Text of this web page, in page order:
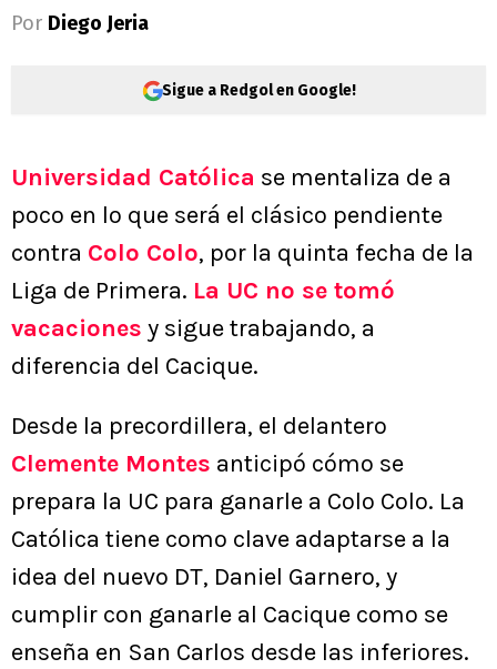
Por Diego Jeria
Sigue a Redgol en Google!
Universidad Católica se mentaliza de a
poco en lo que será el clásico pendiente
contra Colo Colo, por la quinta fecha de la
Liga de Primera. La UC no se tomó
vacaciones y sigue trabajando, a
diferencia del Cacique.
Desde la precordillera, el delantero
Clemente Montes anticipó cómo se
prepara la UC para ganarle a Colo Colo. La
Católica tiene como clave adaptarse a la
idea del nuevo DT, Daniel Garnero, y
cumplir con ganarle al Cacique como se
enseña en San Carlos desde las inferiores.